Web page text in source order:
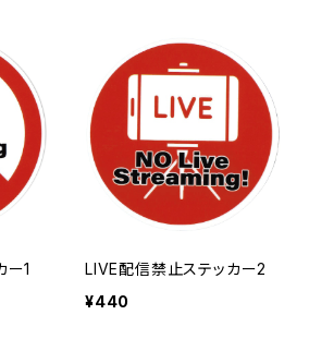
ー1
LIVE配信禁止ステッカー2
¥440